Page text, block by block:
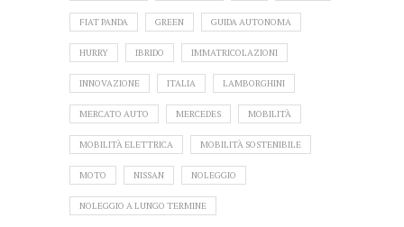
FIAT PANDA GREEN GUIDA AUTONOMA
HURRY IBRIDO IMMATRICOLAZIONI
INNOVAZIONE ITALIA LAMBORGHINI
MERCATO AUTO MERCEDES MOBILITÀ
MOBILITÀ ELETTRICA MOBILITÀ SOSTENIBILE
MOTO NISSAN NOLEGGIO
NOLEGGIO A LUNGO TERMINE